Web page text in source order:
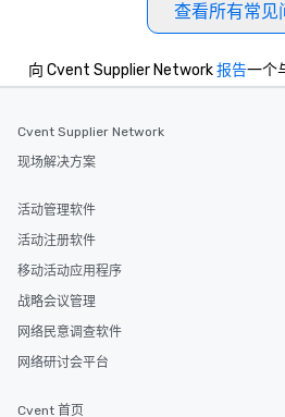
查看所有常见
向 Cvent Supplier Network报告一个
Cvent Supplier Network
现场解决方案
活动管理软件
活动注册软件
移动活动应用程序
战略会议管理
网络民意调查软件
网络研讨会平台
Cvent 首页